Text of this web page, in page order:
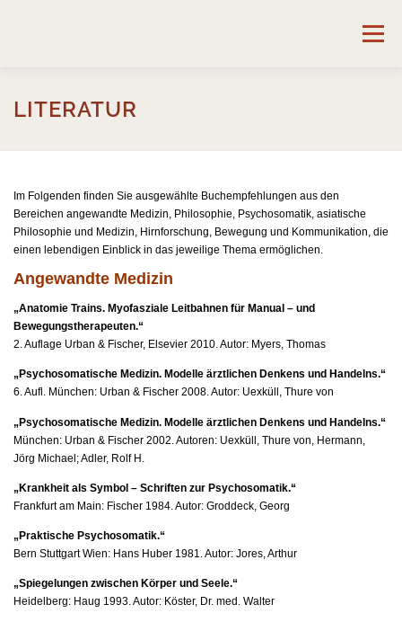
Menü
START ANGEBOTE
LITERATUR KONTAKT
LITERATUR
Im Folgenden finden Sie ausgewählte Buchempfehlungen aus den
Bereichen angewandte Medizin, Philosophie, Psychosomatik, asiatische
Philosophie und Medizin, Hirnforschung, Bewegung und Kommunikation, die
einen lebendigen Einblick in das jeweilige Thema ermöglichen.
Angewandte Medizin
„Anatomie Trains. Myofasziale Leitbahnen für Manual – und
Bewegungstherapeuten.“
2. Auflage Urban & Fischer, Elsevier 2010. Autor: Myers, Thomas
„Psychosomatische Medizin. Modelle ärztlichen Denkens und Handelns.“
6. Aufl. München: Urban & Fischer 2008. Autor: Uexküll, Thure von
„Psychosomatische Medizin. Modelle ärztlichen Denkens und Handelns.“
München: Urban & Fischer 2002. Autoren: Uexküll, Thure von, Hermann,
Jörg Michael; Adler, Rolf H.
„Krankheit als Symbol – Schriften zur Psychosomatik.“
Frankfurt am Main: Fischer 1984. Autor: Groddeck, Georg
„Praktische Psychosomatik.“
Bern Stuttgart Wien: Hans Huber 1981. Autor: Jores, Arthur
„Spiegelungen zwischen Körper und Seele.“
Heidelberg: Haug 1993. Autor: Köster, Dr. med. Walter